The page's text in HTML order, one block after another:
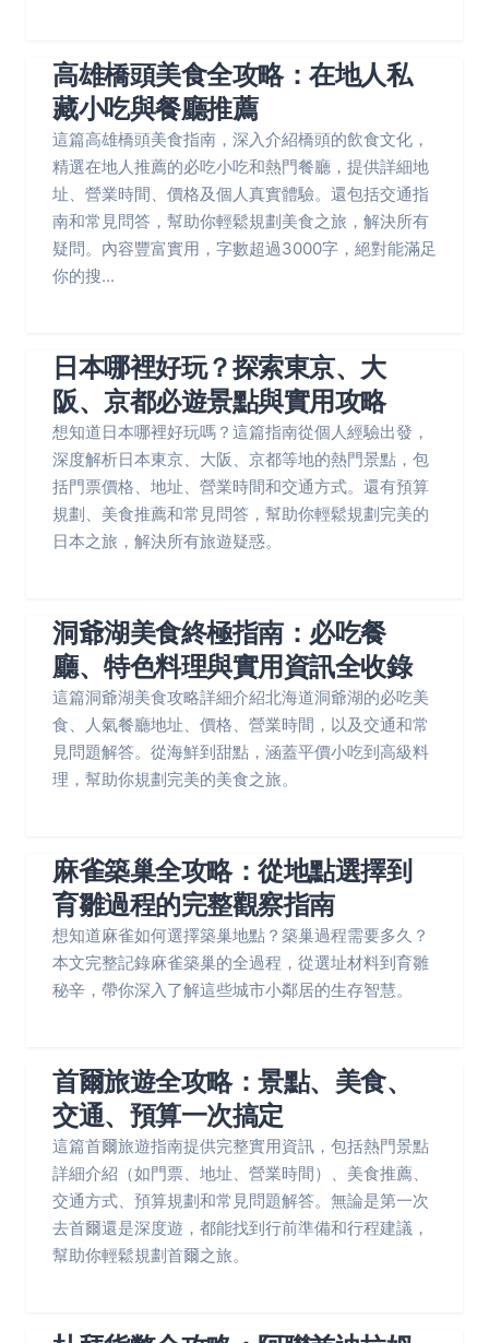
高雄橋頭美食全攻略：在地人私
藏小吃與餐廳推薦
這篇高雄橋頭美食指南，深入介紹橋頭的飲食文化，
精選在地人推薦的必吃小吃和熱門餐廳，提供詳細地
址、營業時間、價格及個人真實體驗。還包括交通指
南和常見問答，幫助你輕鬆規劃美食之旅，解決所有
疑問。內容豐富實用，字數超過3000字，絕對能滿足
你的搜...
日本哪裡好玩？探索東京、大
阪、京都必遊景點與實用攻略
想知道日本哪裡好玩嗎？這篇指南從個人經驗出發，
深度解析日本東京、大阪、京都等地的熱門景點，包
括門票價格、地址、營業時間和交通方式。還有預算
規劃、美食推薦和常見問答，幫助你輕鬆規劃完美的
日本之旅，解決所有旅遊疑惑。
洞爺湖美食終極指南：必吃餐
廳、特色料理與實用資訊全收錄
這篇洞爺湖美食攻略詳細介紹北海道洞爺湖的必吃美
食、人氣餐廳地址、價格、營業時間，以及交通和常
見問題解答。從海鮮到甜點，涵蓋平價小吃到高級料
理，幫助你規劃完美的美食之旅。
麻雀築巢全攻略：從地點選擇到
育雛過程的完整觀察指南
想知道麻雀如何選擇築巢地點？築巢過程需要多久？
本文完整記錄麻雀築巢的全過程，從選址材料到育雛
秘辛，帶你深入了解這些城市小鄰居的生存智慧。
首爾旅遊全攻略：景點、美食、
交通、預算一次搞定
這篇首爾旅遊指南提供完整實用資訊，包括熱門景點
詳細介紹（如門票、地址、營業時間）、美食推薦、
交通方式、預算規劃和常見問題解答。無論是第一次
去首爾還是深度遊，都能找到行前準備和行程建議，
幫助你輕鬆規劃首爾之旅。